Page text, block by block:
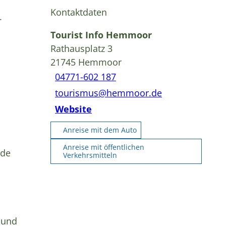
Kontaktdaten
Tourist Info Hemmoor
Rathausplatz 3
21745 Hemmoor
04771-602 187
tourismus@hemmoor.de
Website
Anreise mit dem Auto
Anreise mit öffentlichen
Verkehrsmitteln